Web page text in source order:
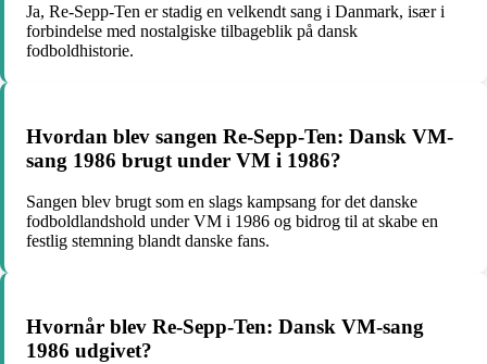
Ja, Re-Sepp-Ten er stadig en velkendt sang i Danmark, især i
forbindelse med nostalgiske tilbageblik på dansk
fodboldhistorie.
Hvordan blev sangen Re-Sepp-Ten: Dansk VM-
sang 1986 brugt under VM i 1986?
Sangen blev brugt som en slags kampsang for det danske
fodboldlandshold under VM i 1986 og bidrog til at skabe en
festlig stemning blandt danske fans.
Hvornår blev Re-Sepp-Ten: Dansk VM-sang
1986 udgivet?